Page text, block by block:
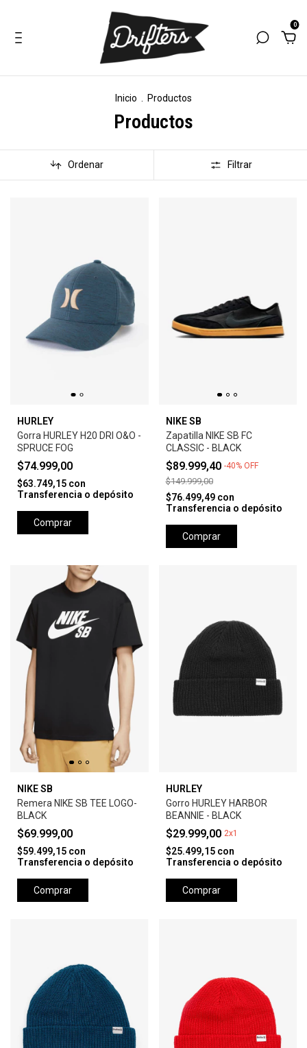
0
Inicio Productos
Productos
Ordenar Filtrar
HURLEY
Gorra HURLEY H20 DRI O&O -
SPRUCE FOG
$74.999,00
$63.749,15 con
Transferencia o depósito
Comprar
NIKE SB
Zapatilla NIKE SB FC
CLASSIC - BLACK
$89.999,40 -40% OFF
$149.999,00
$76.499,49 con
Transferencia o depósito
Comprar
NIKE SB
Remera NIKE SB TEE LOGO-
BLACK
$69.999,00
$59.499,15 con
Transferencia o depósito
Comprar
HURLEY
Gorro HURLEY HARBOR
BEANNIE - BLACK
$29.999,00 2x1
$25.499,15 con
Transferencia o depósito
Comprar